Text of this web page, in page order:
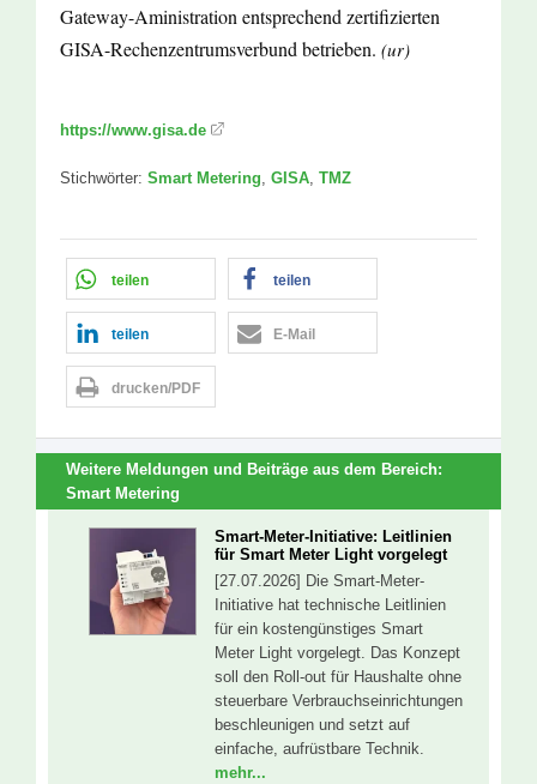
Gateway-Aministration entsprechend zertifizierten
GISA-Rechenzentrumsverbund betrieben. (ur)
https://www.gisa.de
Stichwörter: Smart Metering, GISA, TMZ
teilen teilen
teilen E-Mail
drucken/PDF
Weitere Meldungen und Beiträge aus dem Bereich:
Smart Metering
Smart-Meter-Initiative: Leitlinien
für Smart Meter Light vorgelegt
[27.07.2026] Die Smart-Meter-
Initiative hat technische Leitlinien
für ein kostengünstiges Smart
Meter Light vorgelegt. Das Konzept
soll den Roll-out für Haushalte ohne
steuerbare Verbrauchseinrichtungen
beschleunigen und setzt auf
einfache, aufrüstbare Technik.
mehr...